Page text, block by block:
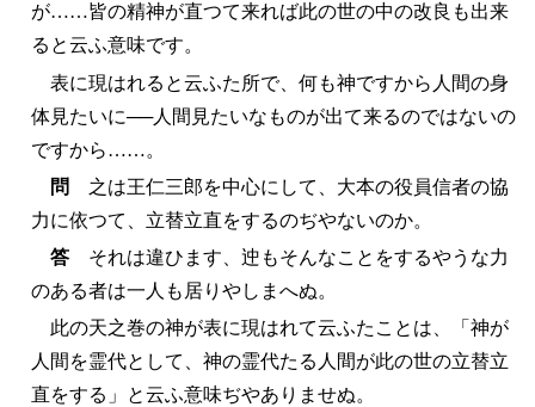
が……皆の精神が直つて来れば此の世の中の改良も出来
ると云ふ意味です。
表に現はれると云ふた所で、何も神ですから人間の身
体見たいに──人間見たいなものが出て来るのではないの
ですから……。
問 之は王仁三郎を中心にして、大本の役員信者の協
力に依つて、立替立直をするのぢやないのか。
答それは違ひます、迚もそんなことをするやうな力
のある者は一人も居りやしまへぬ。
此の天之巻の神が表に現はれて云ふたことは、「神が
人間を霊代として、神の霊代たる人間が此の世の立替立
直をする」と云ふ意味ぢやありませぬ。